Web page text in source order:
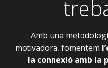
Amb una
motivadora, fomentem
la connexió amb la